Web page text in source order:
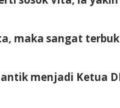
maka sangat
menjadi Ketua